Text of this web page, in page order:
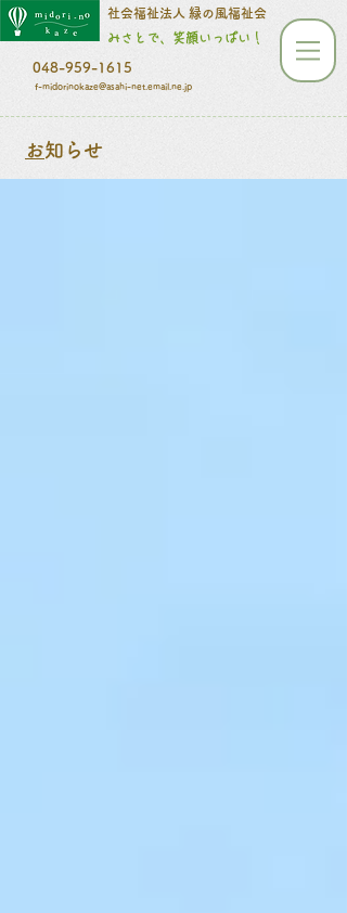
​​​​​社会福祉法人 緑の風福祉会
みさとで、笑顔いっぱい！
048-959-1615
f-midorinokaze@asahi-net.email.ne.jp
​お知らせ